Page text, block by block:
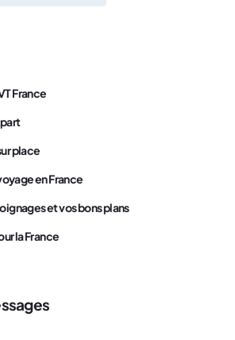
France
place
en France
et vos bons plans
la France